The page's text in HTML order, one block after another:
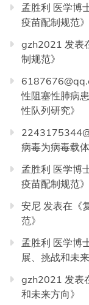
孟胜利 医学博
疫苗配制规范》
gzh2021 发表
制规范》
性阻塞性肺病
性队列研究》
病毒为病毒载
孟胜利 医学博
疫苗配制规范》
安尼 发表在《
范》
孟胜利 医学博
展、挑战和未
gzh2021 发表
和未来方向》